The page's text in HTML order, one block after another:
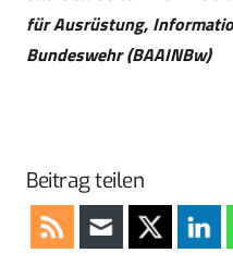
für Ausrüstung,
Bundeswehr (BAAINBw)
Beitrag teilen